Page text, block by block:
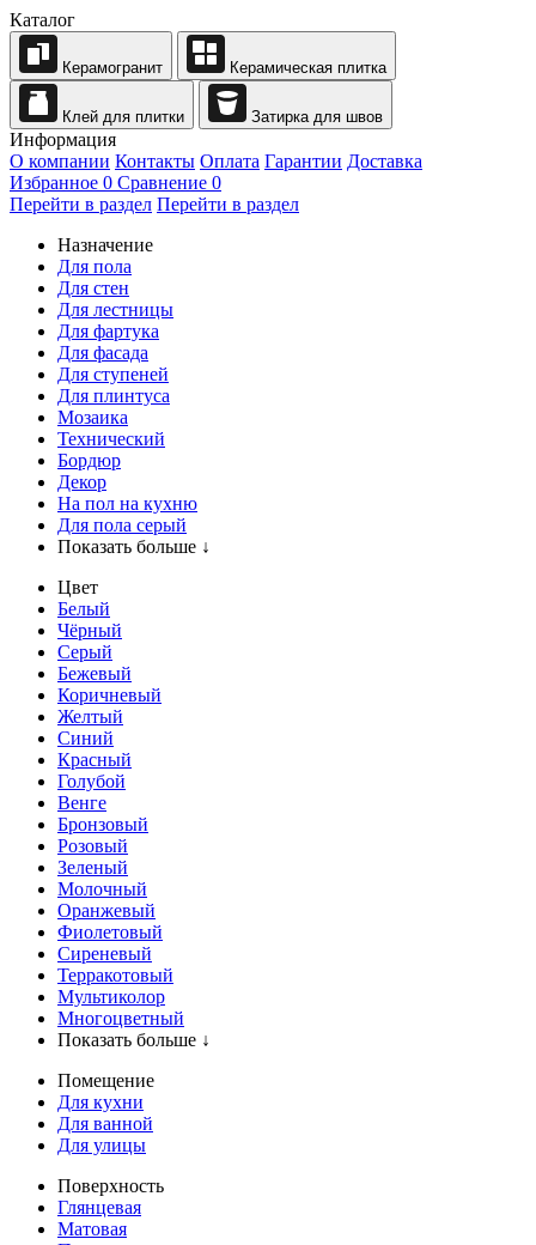
Каталог
Керамогранит Керамическая плитка
Клей для плитки Затирка для швов
Информация
О компании Контакты Оплата Гарантии Доставка
Избранное 0 Сравнение 0
Перейти в раздел Перейти в раздел
Назначение
Для пола
Для стен
Для лестницы
Для фартука
Для фасада
Для ступеней
Для плинтуса
Мозаика
Технический
Бордюр
Декор
На пол на кухню
Для пола серый
Показать больше ↓
Цвет
Белый
Чёрный
Серый
Бежевый
Коричневый
Желтый
Синий
Красный
Голубой
Венге
Бронзовый
Розовый
Зеленый
Молочный
Оранжевый
Фиолетовый
Сиреневый
Терракотовый
Мультиколор
Многоцветный
Показать больше ↓
Помещение
Для кухни
Для ванной
Для улицы
Поверхность
Глянцевая
Матовая